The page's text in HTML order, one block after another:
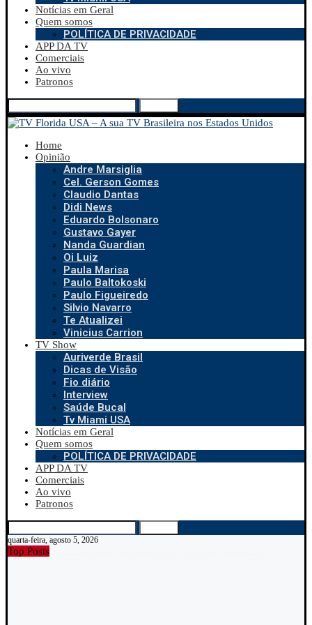
Notícias em Geral
Quem somos
POLÍTICA DE PRIVACIDADE
APP DA TV
Comerciais
Ao vivo
Patronos
Home
Opinião
Andre Marsiglia
Cel. Gerson Gomes
Claudio Dantas
Didi News
Eduardo Bolsonaro
Gustavo Gayer
Nanda Guardian
Oi Luiz
Paula Marisa
Paulo Baltokoski
Paulo Figueiredo
Silvio Navarro
Te Atualizei
Vinicius Carrion
TV Show
Auriverde Brasil
Dicas de Visão
Fio diário
Interview
Saúde Bucal
Tv Miami USA
Notícias em Geral
Quem somos
POLÍTICA DE PRIVACIDADE
APP DA TV
Comerciais
Ao vivo
Patronos
quarta-feira, agosto 5, 2026
Top Posts